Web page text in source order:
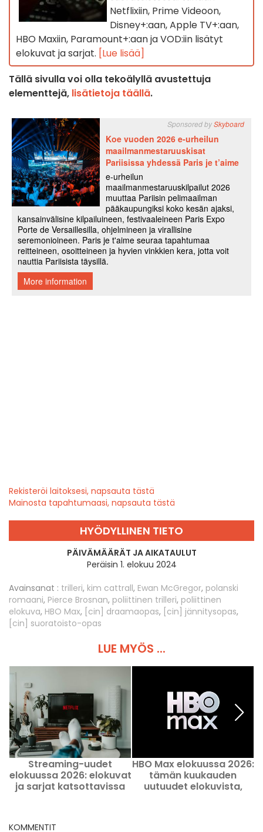
Netflixiin, Prime Videoon,
Disney+:aan, Apple TV+:aan,
HBO Maxiin, Paramount+:aan ja VOD:iin lisätyt
elokuvat ja sarjat. [Lue lisää]
Tällä sivulla voi olla tekoälyllä avustettuja
elementtejä, lisätietoja täällä.
Rekisteröi laitoksesi, napsauta tästä
Mainosta tapahtumaasi, napsauta tästä
HYÖDYLLINEN TIETO
PÄIVÄMÄÄRÄT JA AIKATAULUT
Peräisin 1. elokuu 2024
Avainsanat : trilleri, kim cattrall, Ewan McGregor, polanski
romaani, Pierce Brosnan, poliittinen trilleri, poliittinen
elokuva, HBO Max, [cin] draamaopas, [cin] jännitysopas,
[cin] suoratoisto-opas
LUE MYÖS ...
Streaming-uudet
elokuussa 2026: elokuvat
ja sarjat katsottavissa
HBO Max elokuussa 2026:
tämän kuukauden
uutuudet elokuvista,
KOMMENTIT